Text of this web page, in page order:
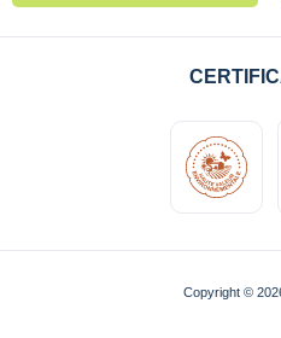
Copyright ©